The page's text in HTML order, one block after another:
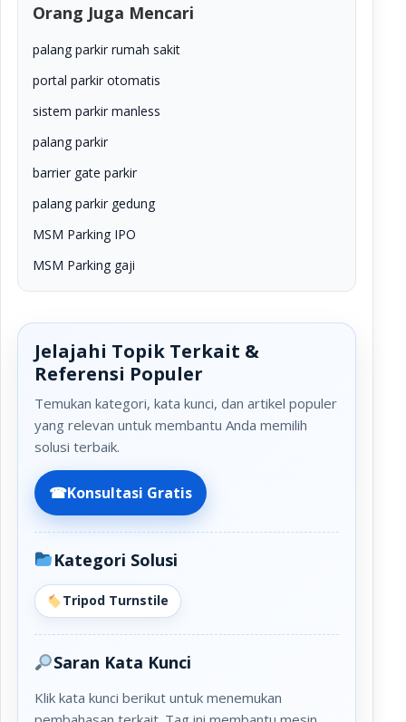
Orang Juga Mencari
palang parkir rumah sakit
portal parkir otomatis
sistem parkir manless
palang parkir
barrier gate parkir
palang parkir gedung
MSM Parking IPO
MSM Parking gaji
Jelajahi Topik Terkait &
Referensi Populer
Temukan kategori, kata kunci, dan artikel populer
yang relevan untuk membantu Anda memilih
solusi terbaik.
☎Konsultasi Gratis
Kategori Solusi
Tripod Turnstile
Saran Kata Kunci
Klik kata kunci berikut untuk menemukan